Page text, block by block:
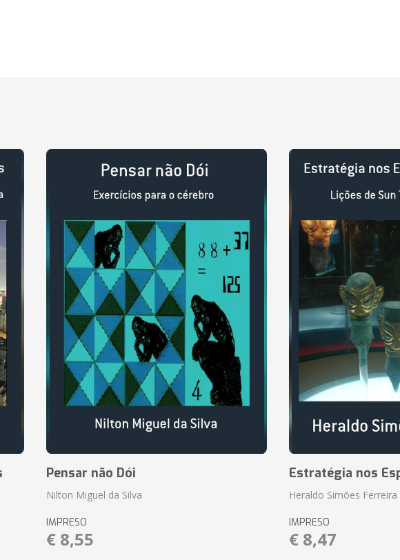
Pensar não Dói
Nilton Miguel da Silva
IMPRESO
€ 8,55
Estratégia nos
Heraldo Simões Ferreira
IMPRESO
€ 8,47